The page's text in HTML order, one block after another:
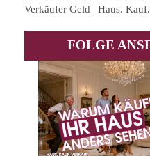
Verkäufer Geld | Haus.
FOLGE